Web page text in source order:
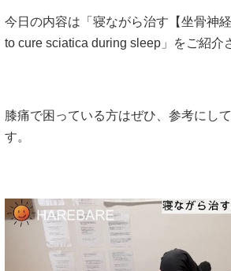
今日の内容は「寝ながら治す【坐骨神
to cure sciatica during sleep」をご紹介
膝痛で困っている方はぜひ、参考にし
す。